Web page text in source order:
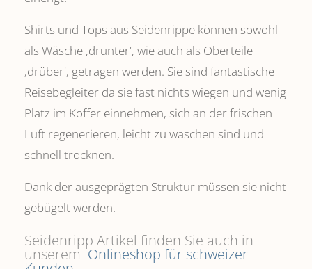
Shirts und Tops aus Seidenrippe können sowohl
als Wäsche ,drunter', wie auch als Oberteile
‚drüber', getragen werden. Sie sind fantastische
Reisebegleiter da sie fast nichts wiegen und wenig
Platz im Koffer einnehmen, sich an der frischen
Luft regenerieren, leicht zu waschen sind und
schnell trocknen.
Dank der ausgeprägten Struktur müssen sie nicht
gebügelt werden.
Seidenripp Artikel finden Sie auch in
unserem Onlineshop für schweizer